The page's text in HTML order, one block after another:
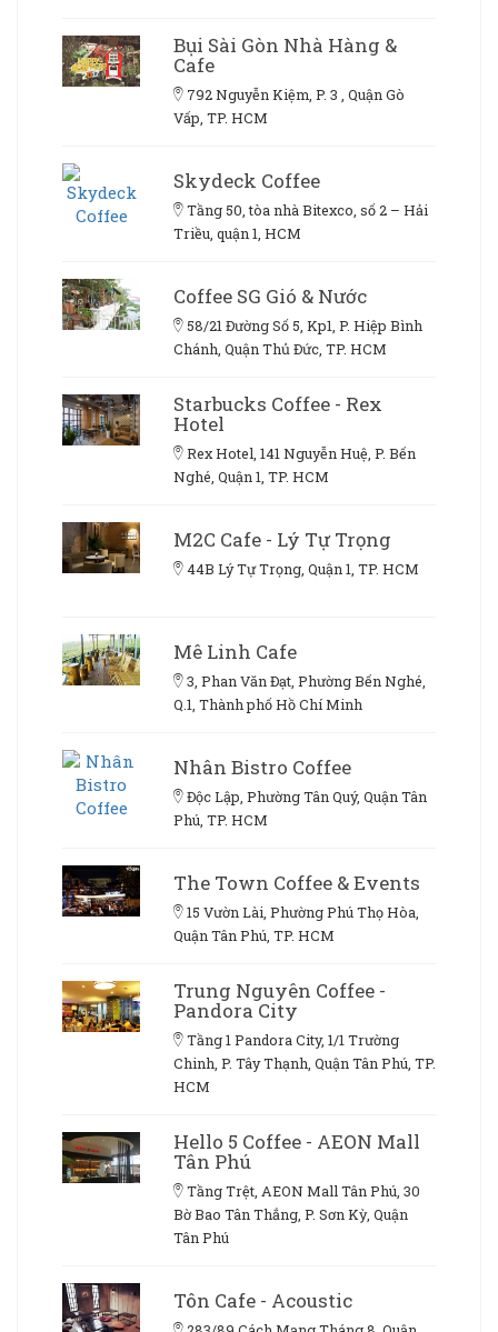
Bụi Sài Gòn Nhà Hàng &
Cafe
792 Nguyễn Kiệm, P. 3 , Quận Gò
Vấp, TP. HCM
Skydeck Coffee
Tầng 50, tòa nhà Bitexco, số 2 – Hải
Triều, quận 1, HCM
Coffee SG Gió & Nước
58/21 Đường Số 5, Kp1, P. Hiệp Bình
Chánh, Quận Thủ Đức, TP. HCM
Starbucks Coffee - Rex
Hotel
Rex Hotel, 141 Nguyễn Huệ, P. Bến
Nghé, Quận 1, TP. HCM
M2C Cafe - Lý Tự Trọng
44B Lý Tự Trọng, Quận 1, TP. HCM
Mê Linh Cafe
3, Phan Văn Đạt, Phường Bến Nghé,
Q.1, Thành phố Hồ Chí Minh
Nhân Bistro Coffee
Độc Lập, Phường Tân Quý, Quận Tân
Phú, TP. HCM
The Town Coffee & Events
15 Vườn Lài, Phường Phú Thọ Hòa,
Quận Tân Phú, TP. HCM
Trung Nguyên Coffee -
Pandora City
Tầng 1 Pandora City, 1/1 Trường
Chinh, P. Tây Thạnh, Quận Tân Phú, TP.
HCM
Hello 5 Coffee - AEON Mall
Tân Phú
Tầng Trệt, AEON Mall Tân Phú, 30
Bờ Bao Tân Thắng, P. Sơn Kỳ, Quận
Tân Phú
Tôn Cafe - Acoustic